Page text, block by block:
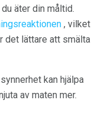
äter din måltid.
, vilket
det lättare att smälta
kan hjälpa
av maten mer.